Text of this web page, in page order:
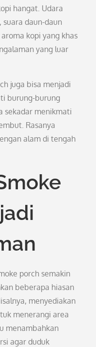
hangat. Udara
suara daun-daun
kopi yang khas
yang luar
juga bisa menjadi
burung-burung
sekadar menikmati
Rasanya
alam di tengah
porch semakin
beberapa hiasan
menyediakan
menerangi area
menambahkan
agar duduk